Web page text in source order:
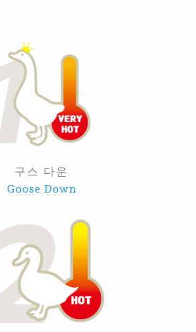
구스 다운
Goose Down